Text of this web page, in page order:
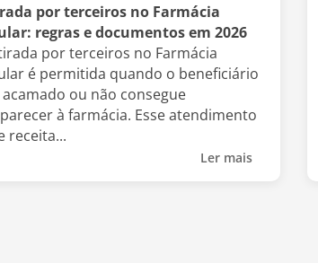
por terceiros no Farmácia
regras e documentos em 2026
por terceiros no Farmácia
é permitida quando o beneficiário
acamado ou não consegue
à farmácia. Esse atendimento
receita...
Ler mais